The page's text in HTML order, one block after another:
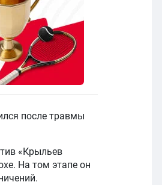
после травмы
«Крыльев
На том этапе он